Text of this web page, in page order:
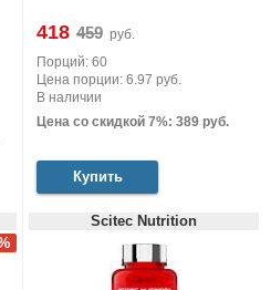
418
руб.
Порций: 60
Цена порции: 6.97 руб.
В наличии
Цена со скидкой 7%: 389 руб.
Купить
Scitec Nutrition